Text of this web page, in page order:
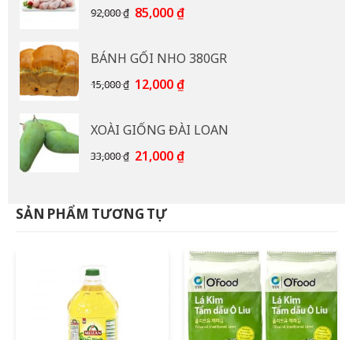
92,000₫ Giá
92,000 ₫.
85,000₫Giá
là:
85,000 ₫.
BÁNH GỐI NHO 380GR
15,000₫ Giá
15,000 ₫.
12,000₫Giá
là:
12,000 ₫.
XOÀI GIỐNG ĐÀI LOAN
33,000₫ Giá
33,000 ₫.
21,000₫Giá
SẢN PHẨM TƯƠNG TỰ